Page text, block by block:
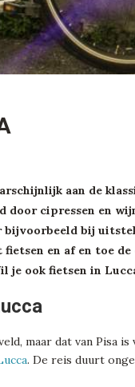
aan de
door cipressen en
bijvoorbeeld bij
en af en toe
je ook fietsen in
maar dat van Pisa
. De reis duurt